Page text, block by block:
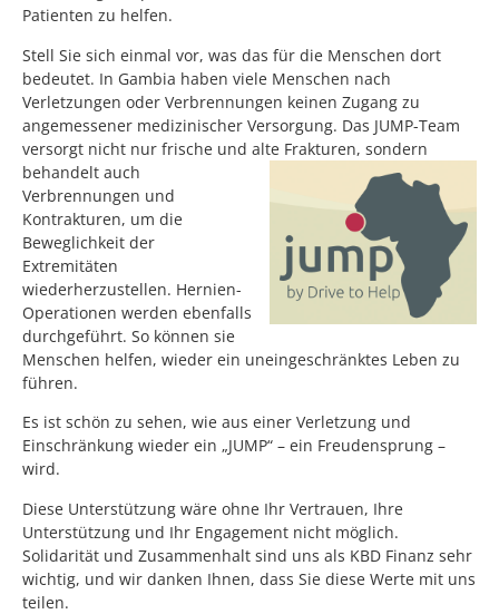
Patienten zu helfen.
Stell Sie sich einmal vor, was das für die Menschen dort
bedeutet. In Gambia haben viele Menschen nach
Verletzungen oder Verbrennungen keinen Zugang zu
angemessener medizinischer Versorgung. Das JUMP-Team
versorgt nicht nur frische und alte Frakturen, sondern
behandelt auch
Verbrennungen und
Kontrakturen, um die
Beweglichkeit der
Extremitäten
wiederherzustellen. Hernien-
Operationen werden ebenfalls
durchgeführt. So können sie
Menschen helfen, wieder ein uneingeschränktes Leben zu
führen.
Es ist schön zu sehen, wie aus einer Verletzung und
Einschränkung wieder ein „JUMP“ – ein Freudensprung –
wird.
Diese Unterstützung wäre ohne Ihr Vertrauen, Ihre
Unterstützung und Ihr Engagement nicht möglich.
Solidarität und Zusammenhalt sind uns als KBD Finanz sehr
wichtig, und wir danken Ihnen, dass Sie diese Werte mit uns
teilen.